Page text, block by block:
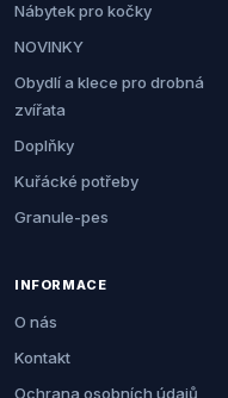
Nábytek pro kočky
NOVINKY
Obydlí a klece pro drobná
zvířata
Doplňky
Kuřácké potřeby
Granule-pes
INFORMACE
O nás
Kontakt
Ochrana osobních údajů